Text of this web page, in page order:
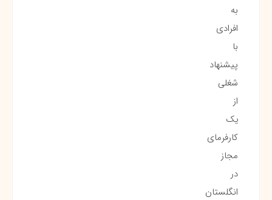
به
افرادی
با
پیشنهاد
شغلی
از
یک
کارفرمای
مجاز
در
انگلستان